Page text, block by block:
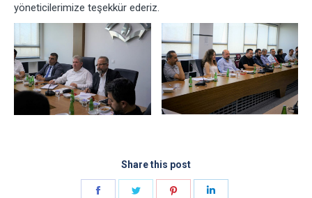
yöneticilerimize teşekkür ederiz.
Share this post